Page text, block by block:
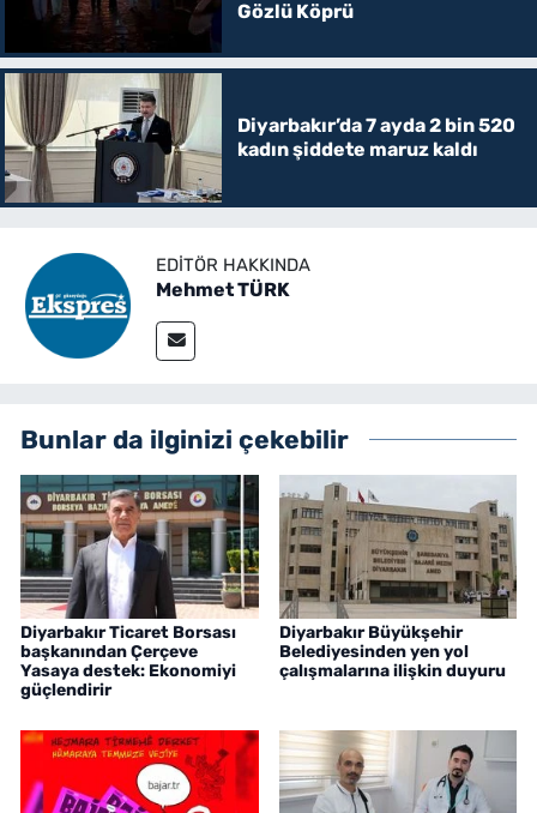
Gözlü Köprü
Diyarbakır’da 7 ayda 2 bin 520
kadın şiddete maruz kaldı
EDITÖR HAKKINDA
Mehmet TÜRK
Bunlar da ilginizi çekebilir
Diyarbakır Ticaret Borsası
başkanından Çerçeve
Yasaya destek: Ekonomiyi
güçlendirir
Diyarbakır Büyükşehir
Belediyesinden yen yol
çalışmalarına ilişkin duyuru